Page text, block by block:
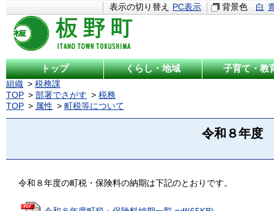
表示の切り替え PC表示 背景色 白
トップ くらし・地域 子育て・教
組織
税務課
TOP
部署でさがす
税務
TOP
属性 町税等について
令和８年度
令和８年度の町税・保険料の納期は下記のとおりです。